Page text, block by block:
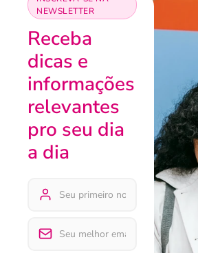
NEWSLETTER
Receba
dicas e
informações
relevantes
pro seu dia
a dia